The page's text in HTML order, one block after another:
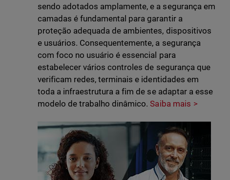
sendo adotados amplamente, e a segurança em
camadas é fundamental para garantir a
proteção adequada de ambientes, dispositivos
e usuários. Consequentemente, a segurança
com foco no usuário é essencial para
estabelecer vários controles de segurança que
verificam redes, terminais e identidades em
toda a infraestrutura a fim de se adaptar a esse
modelo de trabalho dinâmico.Saiba mais